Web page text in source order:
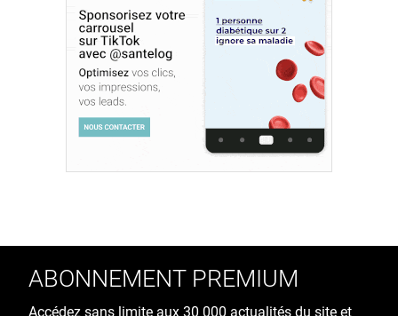
ABONNEMENT PREMIUM
Accédez sans limite aux 30 000 actualités du site et